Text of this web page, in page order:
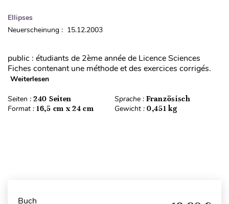
Ellipses
Neuerscheinung : 15.12.2003
public : étudiants de 2ème année de Licence Sciences
Fiches contenant une méthode et des exercices corrigés.
Weiterlesen
Seiten : 240 Seiten Sprache : Französisch
Format : 16,5 cm x 24 cm Gewicht : 0,451 kg
Buch